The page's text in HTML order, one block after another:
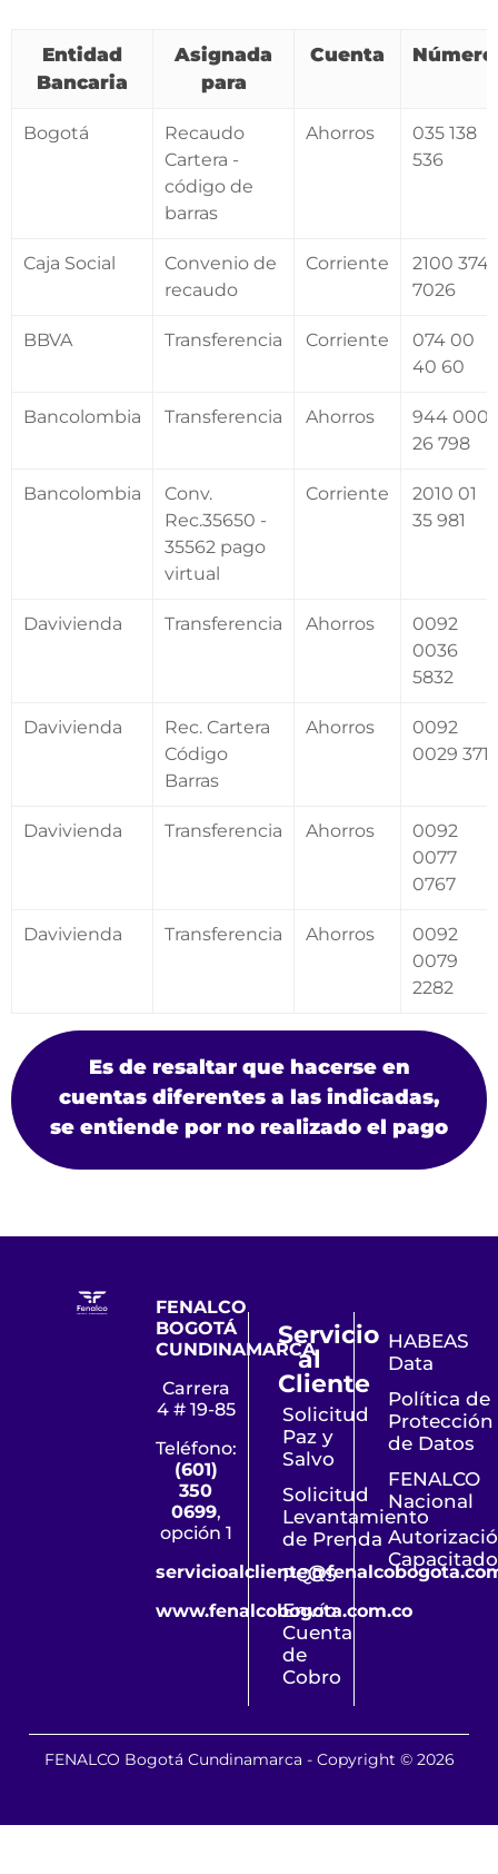
Entidad
Bancaria
Asignada
para
Cuenta Número
Bogotá
Recaudo
Cartera -
código de
barras
Ahorros
035 138
536
Caja Social
Convenio de
recaudo
Corriente
2100 374
7026
BBVA Transferencia Corriente
074 00
40 60
Bancolombia Transferencia Ahorros
944 000
26 798
Bancolombia
Conv.
Rec.35650 -
35562 pago
virtual
Corriente
2010 01
35 981
Davivienda Transferencia Ahorros
0092
0036
5832
Davivienda
Rec. Cartera
Código
Barras
Ahorros
0092
0029 3711
Davivienda Transferencia Ahorros
0092
0077
0767
Davivienda Transferencia Ahorros
0092
0079
2282
Es de resaltar que hacerse en
cuentas diferentes a las indicadas,
se entiende por no realizado el pago
FENALCO
BOGOTÁ
CUNDINAMARCA
Carrera
4 # 19-85
Teléfono:
(601)
350
0699,
opción 1
www.fenalcobogota.com.co
Servicio
al
Cliente
Solicitud
Paz y
Salvo
Solicitud
Levantamiento
de Prenda
PQRS
Envío
Cuenta
de
Cobro
HABEAS
Data
Política de
Protección
de Datos
FENALCO
Nacional
FENALCO Bogotá Cundinamarca - Copyright © 2026